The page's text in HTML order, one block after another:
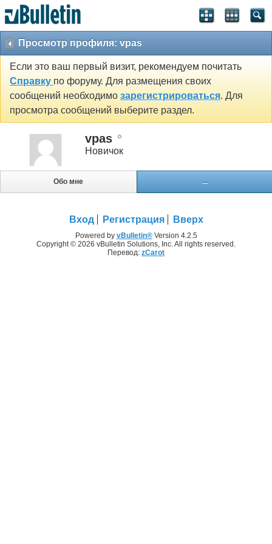
Просмотр профиля: vpas
Если это ваш первый визит, рекомендуем почитать
Справку по форуму. Для размещения своих
сообщений необходимо зарегистрироваться. Для
просмотра сообщений выберите раздел.
vpas
Новичок
Обо мне ...
Вход Регистрация Вверх
Powered by vBulletin®Version 4.2.5
Copyright © 2026 vBulletin Solutions, Inc. All rights reserved.
Перевод: zCarot